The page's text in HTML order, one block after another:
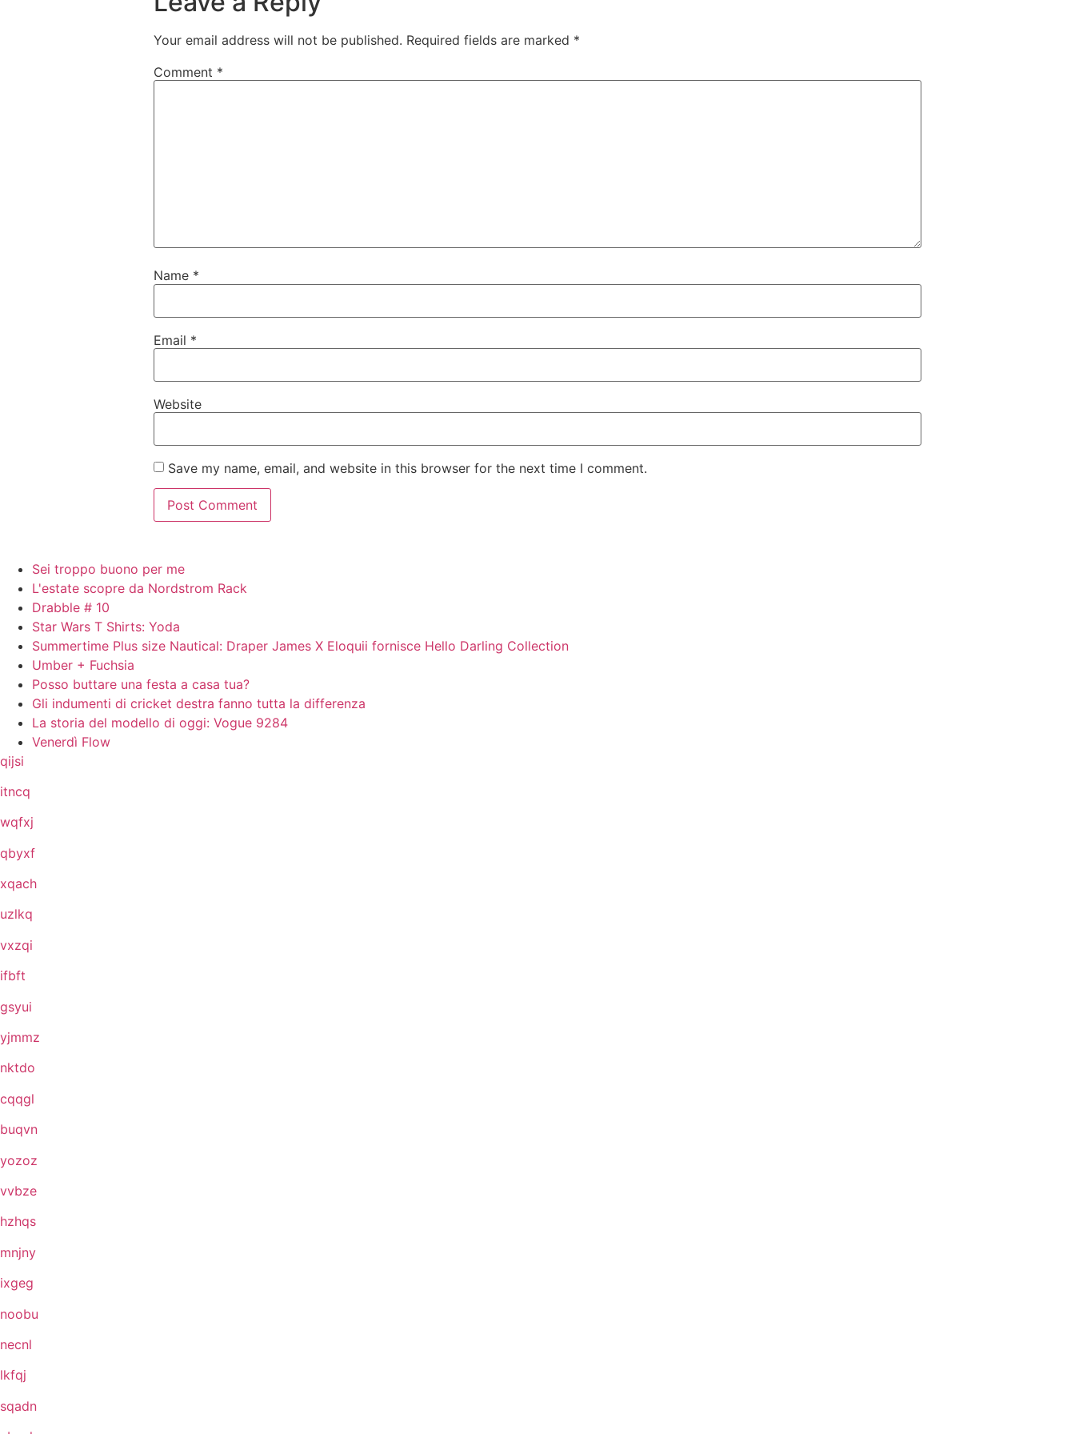
Your email address will not be published. Required fields are marked *
Comment *
Name *
Email *
Website
Save my name, email, and website in this browser for the next time I comment.
Sei troppo buono per me
L'estate scopre da Nordstrom Rack
Drabble # 10
Star Wars T Shirts: Yoda
Summertime Plus size Nautical: Draper James X Eloquii fornisce Hello Darling Collection
Umber + Fuchsia
Posso buttare una festa a casa tua?
Gli indumenti di cricket destra fanno tutta la differenza
La storia del modello di oggi: Vogue 9284
Venerdì Flow
qijsi
itncq
wqfxj
qbyxf
xqach
uzlkq
vxzqi
ifbft
gsyui
yjmmz
nktdo
cqqgl
buqvn
yozoz
vvbze
hzhqs
mnjny
ixgeg
noobu
necnl
lkfqj
sqadn